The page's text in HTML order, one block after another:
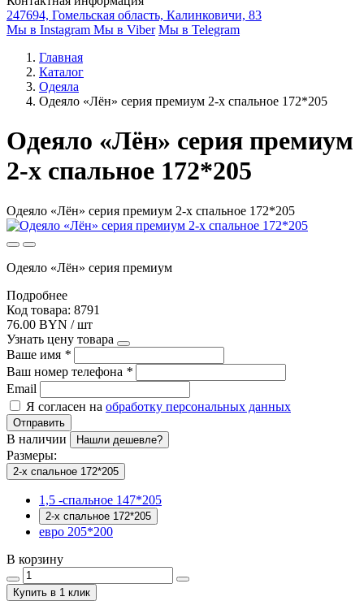
247694, Гомельская область, Калинковичи, 83
Мы в Instagram Мы в Viber Мы в Telegram
Главная
Каталог
Одеяла
Одеяло «Лён» серия премиум 2-х спальное 172*205
Одеяло «Лён» серия премиум
2-х спальное 172*205
Одеяло «Лён» серия премиум 2-х спальное 172*205
Одеяло «Лён» серия премиум
Подробнее
Код товара: 8791
76.00 BYN / шт
Узнать цену товара
Ваше имя *
Ваш номер телефона *
Email
Я согласен на обработку персональных данных
Отправить
В наличии Нашли дешевле?
Размеры:
2-х спальное 172*205
1,5 -спальное 147*205
2-х спальное 172*205
евро 205*200
В корзину
Купить в 1 клик